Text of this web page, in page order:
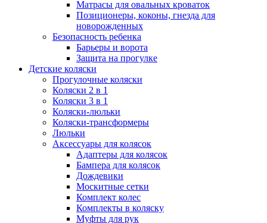
Матрасы для овальных кроваток
Позиционеры, коконы, гнезда для
новорожденных
Безопасность ребенка
Барьеры и ворота
Защита на прогулке
Детские коляски
Прогулочные коляски
Коляски 2 в 1
Коляски 3 в 1
Коляски-люльки
Коляски-трансформеры
Люльки
Аксессуары для колясок
Адаптеры для колясок
Бампера для колясок
Дождевики
Москитные сетки
Комплект колес
Комплекты в коляску
Муфты для рук